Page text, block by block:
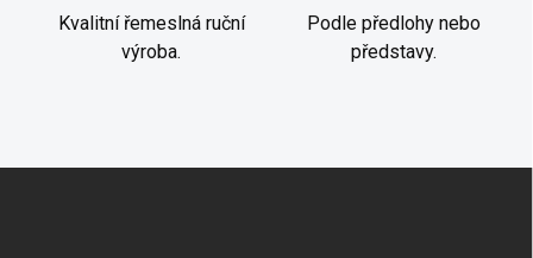
Kvalitní řemeslná ruční
výroba.
Podle předlohy nebo
představy.